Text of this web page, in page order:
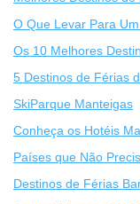
O Que Levar Para
Os 10 Melhores
5 Destinos de Férias
SkiParque Manteigas
Conheça os Hotéis
Países que Não
Destinos de Férias